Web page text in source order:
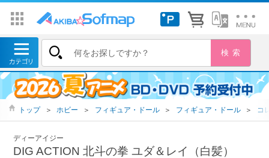
トップ ＞ ホビー ＞ フィギュア・ドール ＞ フィギュア・ドール ＞ コ
ディーアイジー
DIG ACTION 北斗の拳 ユダ＆レイ（白髪）